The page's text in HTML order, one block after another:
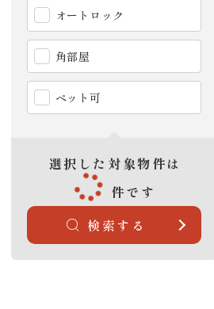
オートロック
角部屋
ペット可
選択した対象物件は
件です
検索する